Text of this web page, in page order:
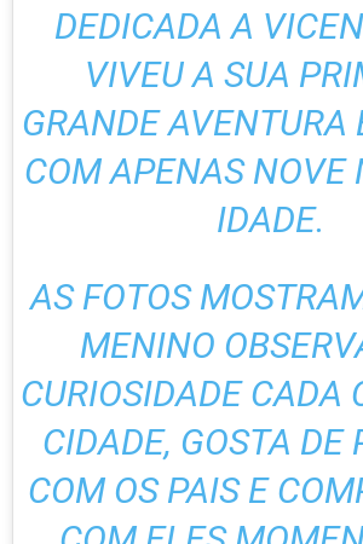
DEDICADA A
VIVEU A SUA
GRANDE AVENTURA
COM APENAS NOVE
IDADE.
AS FOTOS
MENINO
CURIOSIDADE CADA
CIDADE, GOSTA DE
COM OS PAIS E